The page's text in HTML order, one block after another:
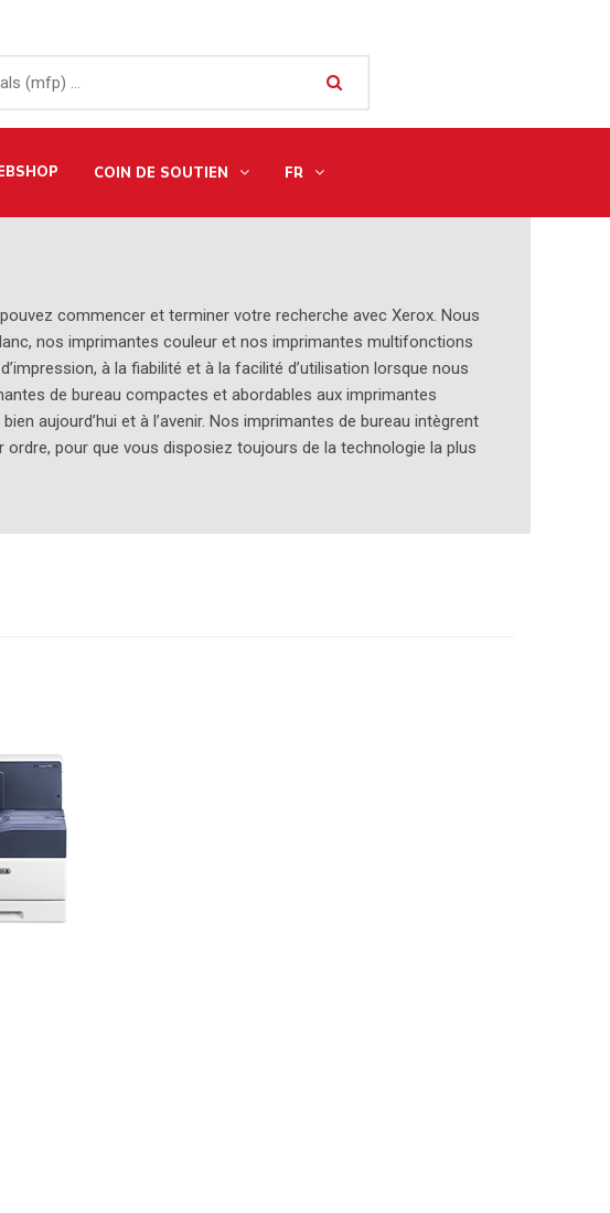
COIN DE SOUTIEN FR
commencer et terminer votre recherche avec Xerox. Nous
nos imprimantes couleur et nos imprimantes multifonctions
à la fiabilité et à la facilité d’utilisation lorsque nous
de bureau compactes et abordables aux imprimantes
aujourd’hui et à l’avenir. Nos imprimantes de bureau intègrent
pour que vous disposiez toujours de la technologie la plus